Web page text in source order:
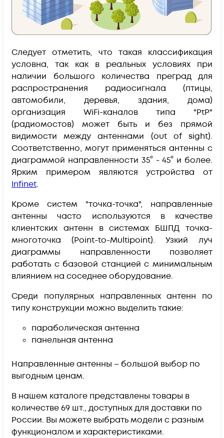
Следует отметить, что такая классификация
условна, так как в реальных условиях при
наличии большого количества преград для
распространения радиосигнала (птицы,
автомобили, деревья, здания, дома)
организация WiFi-каналов типа "PtP"
(радиомостов) может быть и без прямой
видимости между антеннами (out of sight).
Соответственно, могут применяться антенны с
диаграммой направленности 35° - 45° и более.
Ярким примером являются устройства от
Infinet.
Кроме систем "точка-точка", направленные
антенны часто используются в качестве
клиентских антенн
в системах БШПД точка-
многоточка (Point-to-Multipoint). Узкий луч
диаграммы направленности позволяет
работать с базовой станцией с минимальным
влиянием на соседнее оборудование.
Среди популярных направленных антенн по
типу конструкции можно выделить такие:
параболическая антенна
панельная антенна
Направленные антенны – большой выбор по
выгодным ценам.
В нашем каталоге представлены товары в
количестве 69 шт., доступных для доставки по
России. Вы можете выбрать модели с разным
функционалом и характеристиками.